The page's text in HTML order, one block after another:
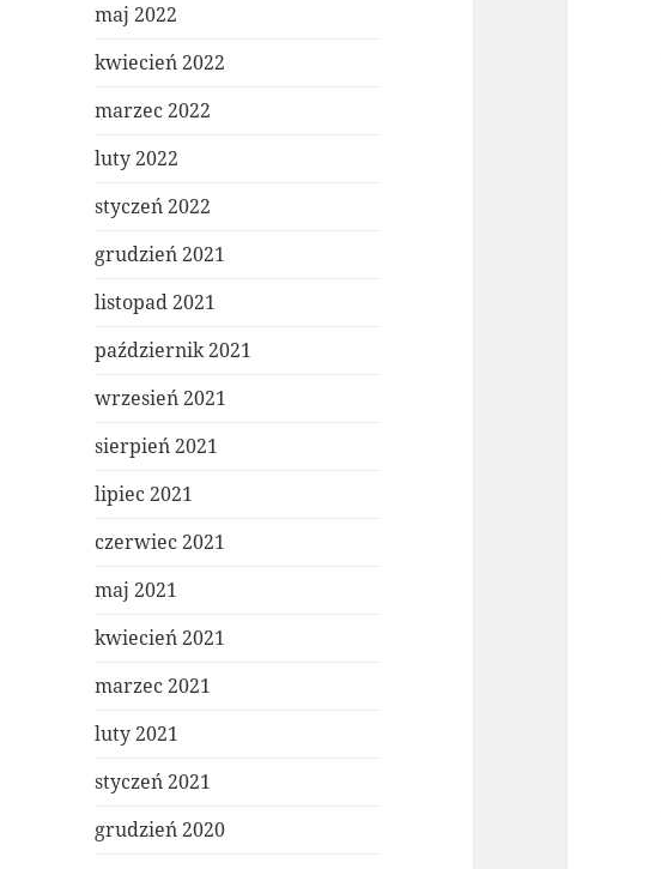
maj 2022
kwiecień 2022
marzec 2022
luty 2022
styczeń 2022
grudzień 2021
listopad 2021
październik 2021
wrzesień 2021
sierpień 2021
lipiec 2021
czerwiec 2021
maj 2021
kwiecień 2021
marzec 2021
luty 2021
styczeń 2021
grudzień 2020